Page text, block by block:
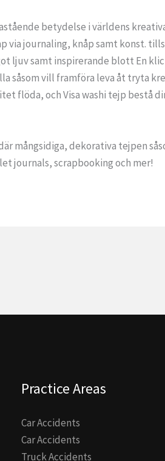
betydelse i världens
via journaling, knåp samt konst.
ljuv samt inspirerande blott En
såsom vill framföra leva åt tryta
flöda, och Visa washi tejp bestå
mångsidiga, dekorativa tejpen
journals, scrapbooking och mer!
Practice Areas
Car Accidents
Car Accidents
Truck Accidents